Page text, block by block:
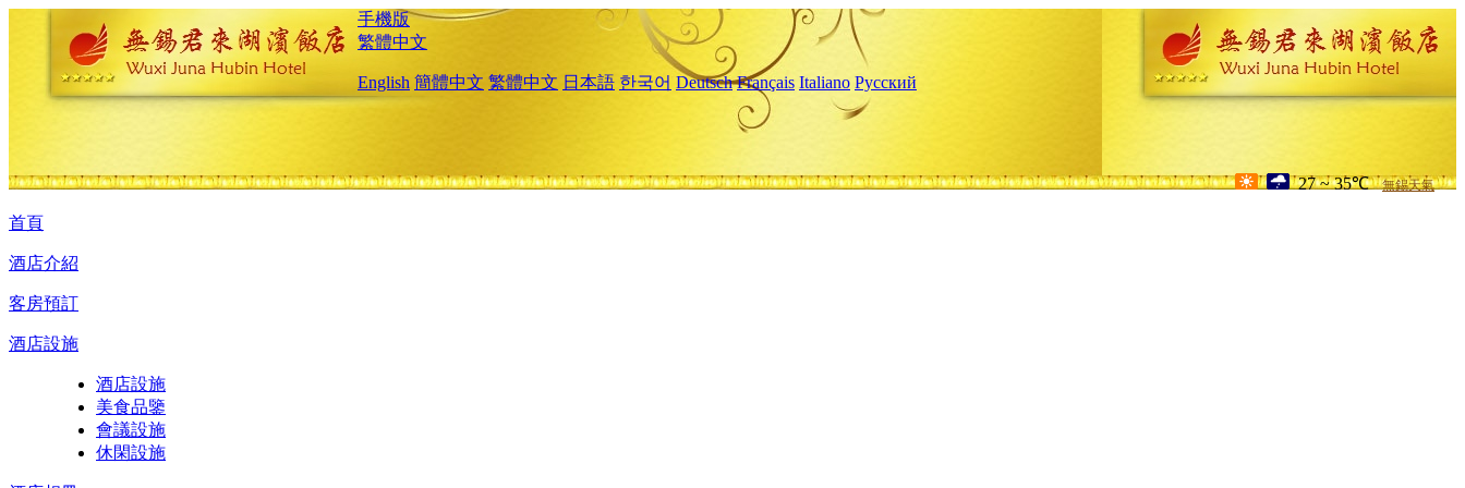
手機版
繁體中文
English 簡體中文 繁體中文 日本語 한국어 Deutsch Français Italiano Русский
27 ~ 35℃ 無錫天氣
首頁
酒店介紹
客房預訂
酒店設施
酒店設施
美食品鑒
會議設施
休閑設施